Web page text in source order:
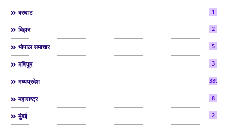
बरघाट 1
बिहार 2
भोपाल समाचार 5
मणिपुर 3
मध्यप्रदेश 3892
महाराष्ट्र 8
मुंबई 2